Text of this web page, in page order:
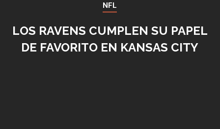
NFL
LOS RAVENS CUMPLEN SU PAPEL
DE FAVORITO EN KANSAS CITY